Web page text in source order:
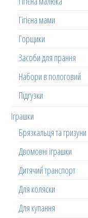
Гігієна мами
Горщики
Засоби для прання
Набори в пологовий
Підгузки
Іграшки
Брязкальця та гризуни
Двомовні іграшки
Дитячий транспорт
Для коляски
Для купання